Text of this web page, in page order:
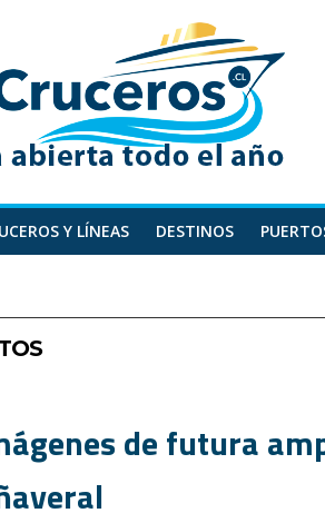
Y LÍNEAS DESTINOS
de futura